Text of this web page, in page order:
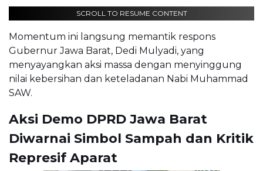
SCROLL TO RESUME CONTENT
Momentum ini langsung memantik respons
Gubernur Jawa Barat, Dedi Mulyadi, yang
menyayangkan aksi massa dengan menyinggung
nilai kebersihan dan keteladanan Nabi Muhammad
SAW.
Aksi Demo DPRD Jawa Barat
Diwarnai Simbol Sampah dan Kritik
Represif Aparat